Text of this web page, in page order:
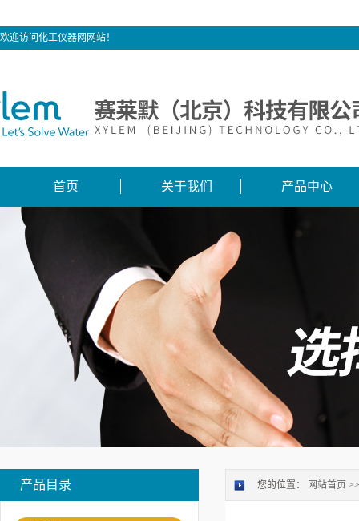
欢迎访问化工仪器网网站！
首页 关于我们 产品中心
产品目录 您的位置： 网站首页